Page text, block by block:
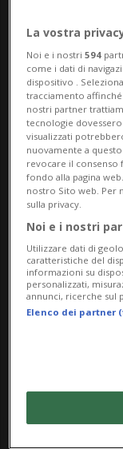
domanda di
alberghiero
sopra
azienda,
avere
🔐
Sottoscrivi
leggere
navigare
Entra nel
La vostra
Noi e i nostri594
come i dati di
dispositivo .
tracciamento
nostri partner
tecnologie
visualizzati
nuovamente a
revocare il consenso
fondo alla pagina
nostro Sito web. Per
sulla privacy.
Noi e i nostri
Utilizzare dati di
caratteristiche del
informazioni su
personalizzati,
annunci, ricerche sul
Elenco dei partner